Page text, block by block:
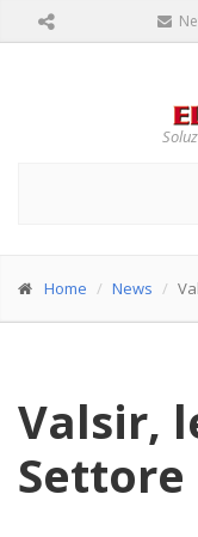
Home News
Valsir,